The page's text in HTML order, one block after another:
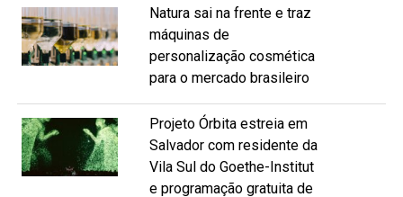
Natura sai na frente e traz
máquinas de
personalização cosmética
para o mercado brasileiro
Projeto Órbita estreia em
Salvador com residente da
Vila Sul do Goethe-Institut
e programação gratuita de